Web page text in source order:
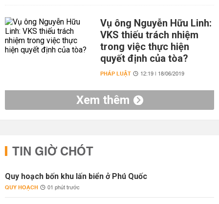
Vụ ông Nguyễn Hữu Linh:
VKS thiếu trách nhiệm
trong việc thực hiện
quyết định của tòa?
PHÁP LUẬT 12:19 | 18/06/2019
Xem thêm
TIN GIỜ CHÓT
Quy hoạch bốn khu lấn biển ở Phú Quốc
QUY HOẠCH 01 phút trước